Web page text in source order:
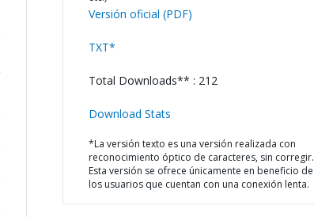
Versión oficial (PDF)
TXT*
Total Downloads** : 212
Download Stats
*La versión texto es una versión realizada con
reconocimiento óptico de caracteres, sin corregir.
Esta versión se ofrece únicamente en beneficio de
los usuarios que cuentan con una conexión lenta.